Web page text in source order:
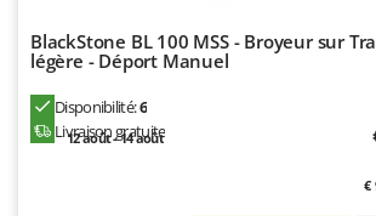
Stocker
T
BlackStone BL 100 MSS - Broyeur sur
légère - Déport Manuel
Disponibilité:6
Livraison gratuite
12 août - 14 août
€